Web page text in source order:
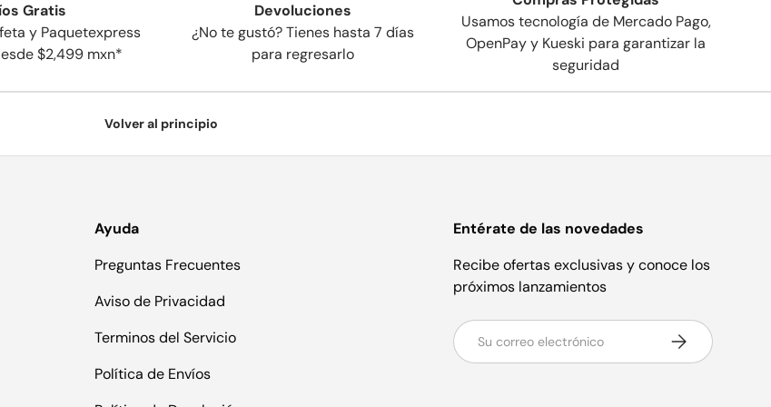
Gratis
y Paquetexpress
$2,499 mxn*
Devoluciones
¿No te gustó? Tienes hasta 7 días
para regresarlo
Usamos tecnología de Mercado Pago,
OpenPay y Kueski para garantizar la
seguridad
Volver al principio
Ayuda
Preguntas Frecuentes
Aviso de Privacidad
Terminos del Servicio
Política de Envíos
Entérate de las novedades
Recibe ofertas exclusivas y conoce los
próximos lanzamientos
Correo electrónico Suscribirse